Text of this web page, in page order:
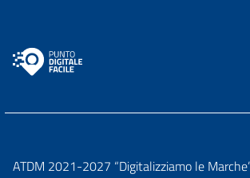
ATDM 2021-2027 “Digitalizziamo le